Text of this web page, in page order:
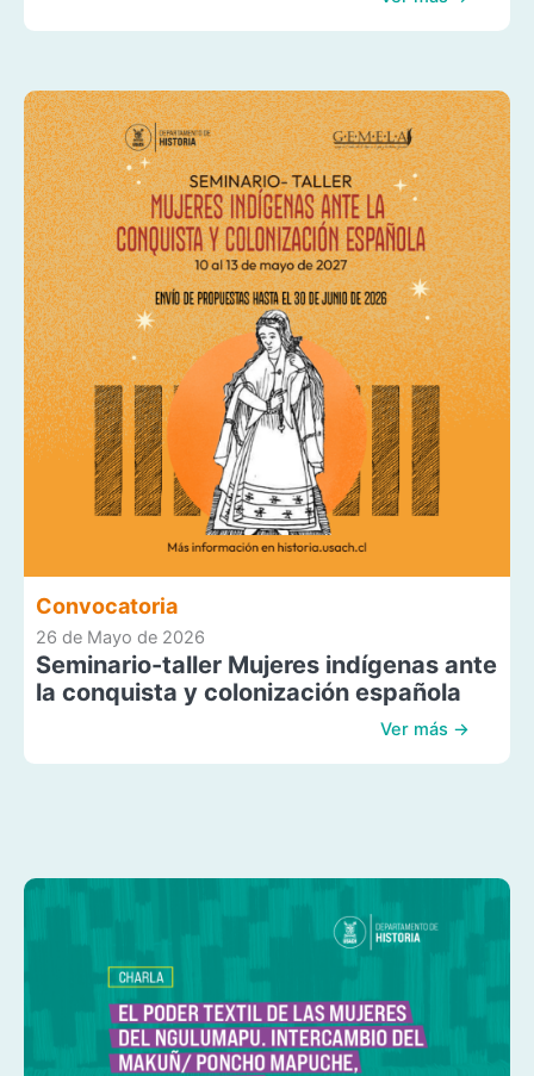
Convocatoria
26 de Mayo de 2026
Seminario-taller Mujeres indígenas ante
la conquista y colonización española
Ver más →